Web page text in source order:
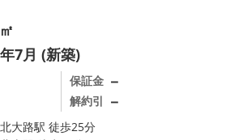
7月 (新築)
保証金 －
解約引 －
大路駅 徒歩25分